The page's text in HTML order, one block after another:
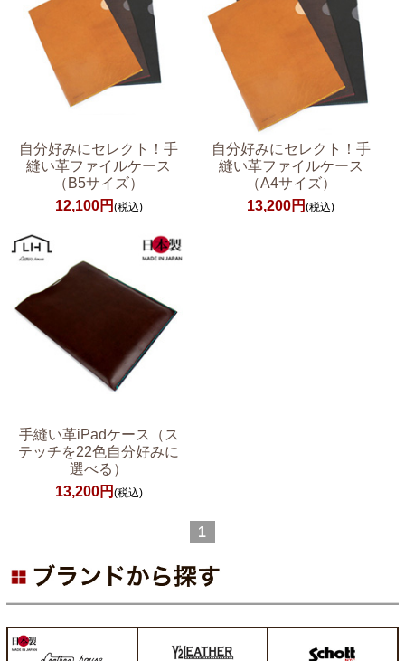
自分好みにセレクト！手
縫い革ファイルケース
（B5サイズ）
12,100円 (税込)
自分好みにセレクト！手
縫い革ファイルケース
（A4サイズ）
13,200円(税込)
手縫い革iPadケース（ス
テッチを22色自分好みに
選べる）
13,200円 (税込)
1